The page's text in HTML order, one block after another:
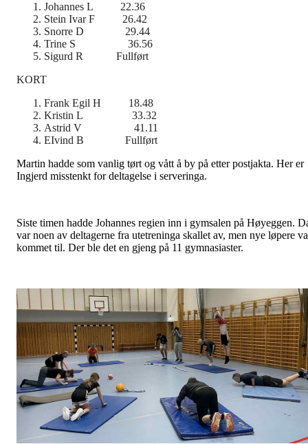
Johannes L 22.36
Stein Ivar F 26.42
Snorre D 29.44
Trine S 36.56
Sigurd R Fullført
KORT
Frank Egil H 18.48
Kristin L 33.32
Astrid V 41.11
EIvind B Fullført
Martin hadde som vanlig tørt og vått å by på etter postjakta. Her er
Ingjerd misstenkt for deltagelse i serveringa.
Siste timen hadde Johannes regien inn i gymsalen på Høyeggen.
var noen av deltagerne fra utetreninga skallet av, men nye løpere
kommet til. Der ble det en gjeng på 11 gymnasiaster.